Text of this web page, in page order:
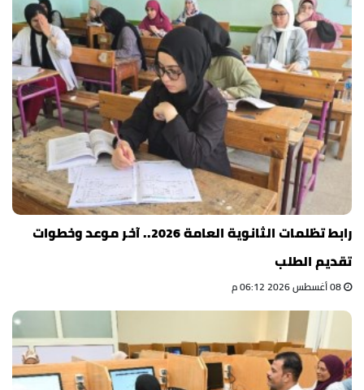
رابط تظلمات الثانوية العامة 2026.. آخر موعد وخطوات
تقديم الطلب